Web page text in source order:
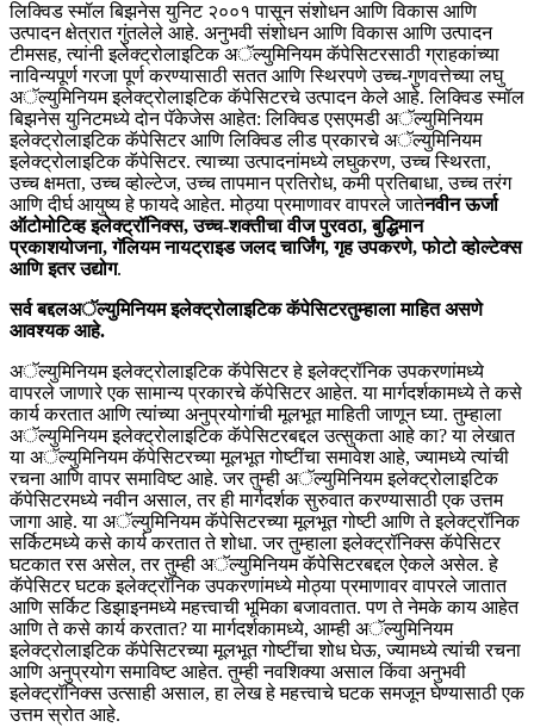
लिक्विड स्मॉल बिझनेस युनिट २००१ पासून संशोधन आणि विकास आणि
उत्पादन क्षेत्रात गुंतलेले आहे. अनुभवी संशोधन आणि विकास आणि उत्पादन
टीमसह, त्यांनी इलेक्ट्रोलाइटिक अॅल्युमिनियम कॅपेसिटरसाठी ग्राहकांच्या
नाविन्यपूर्ण गरजा पूर्ण करण्यासाठी सतत आणि स्थिरपणे उच्च-गुणवत्तेच्या लघु
अॅल्युमिनियम इलेक्ट्रोलाइटिक कॅपेसिटरचे उत्पादन केले आहे. लिक्विड स्मॉल
बिझनेस युनिटमध्ये दोन पॅकेजेस आहेत: लिक्विड एसएमडी अॅल्युमिनियम
इलेक्ट्रोलाइटिक कॅपेसिटर आणि लिक्विड लीड प्रकारचे अॅल्युमिनियम
इलेक्ट्रोलाइटिक कॅपेसिटर. त्याच्या उत्पादनांमध्ये लघुकरण, उच्च स्थिरता,
उच्च क्षमता, उच्च व्होल्टेज, उच्च तापमान प्रतिरोध, कमी प्रतिबाधा, उच्च तरंग
आणि दीर्घ आयुष्य हे फायदे आहेत. मोठ्या प्रमाणावर वापरले जातेनवीन ऊर्जा
ऑटोमोटिव्ह इलेक्ट्रॉनिक्स, उच्च-शक्तीचा वीज पुरवठा, बुद्धिमान
प्रकाशयोजना, गॅलियम नायट्राइड जलद चार्जिंग, गृह उपकरणे, फोटो व्होल्टेक्स
आणि इतर उद्योग.
सर्व बद्दलअॅल्युमिनियम इलेक्ट्रोलाइटिक कॅपेसिटरतुम्हाला माहित असणे
आवश्यक आहे.
अॅल्युमिनियम इलेक्ट्रोलाइटिक कॅपेसिटर हे इलेक्ट्रॉनिक उपकरणांमध्ये
वापरले जाणारे एक सामान्य प्रकारचे कॅपेसिटर आहेत. या मार्गदर्शकामध्ये ते कसे
कार्य करतात आणि त्यांच्या अनुप्रयोगांची मूलभूत माहिती जाणून घ्या. तुम्हाला
अॅल्युमिनियम इलेक्ट्रोलाइटिक कॅपेसिटरबद्दल उत्सुकता आहे का? या लेखात
या अॅल्युमिनियम कॅपेसिटरच्या मूलभूत गोष्टींचा समावेश आहे, ज्यामध्ये त्यांची
रचना आणि वापर समाविष्ट आहे. जर तुम्ही अॅल्युमिनियम इलेक्ट्रोलाइटिक
कॅपेसिटरमध्ये नवीन असाल, तर ही मार्गदर्शक सुरुवात करण्यासाठी एक उत्तम
जागा आहे. या अॅल्युमिनियम कॅपेसिटरच्या मूलभूत गोष्टी आणि ते इलेक्ट्रॉनिक
सर्किटमध्ये कसे कार्य करतात ते शोधा. जर तुम्हाला इलेक्ट्रॉनिक्स कॅपेसिटर
घटकात रस असेल, तर तुम्ही अॅल्युमिनियम कॅपेसिटरबद्दल ऐकले असेल. हे
कॅपेसिटर घटक इलेक्ट्रॉनिक उपकरणांमध्ये मोठ्या प्रमाणावर वापरले जातात
आणि सर्किट डिझाइनमध्ये महत्त्वाची भूमिका बजावतात. पण ते नेमके काय आहेत
आणि ते कसे कार्य करतात? या मार्गदर्शकामध्ये, आम्ही अॅल्युमिनियम
इलेक्ट्रोलाइटिक कॅपेसिटरच्या मूलभूत गोष्टींचा शोध घेऊ, ज्यामध्ये त्यांची रचना
आणि अनुप्रयोग समाविष्ट आहेत. तुम्ही नवशिक्या असाल किंवा अनुभवी
इलेक्ट्रॉनिक्स उत्साही असाल, हा लेख हे महत्त्वाचे घटक समजून घेण्यासाठी एक
उत्तम स्रोत आहे.